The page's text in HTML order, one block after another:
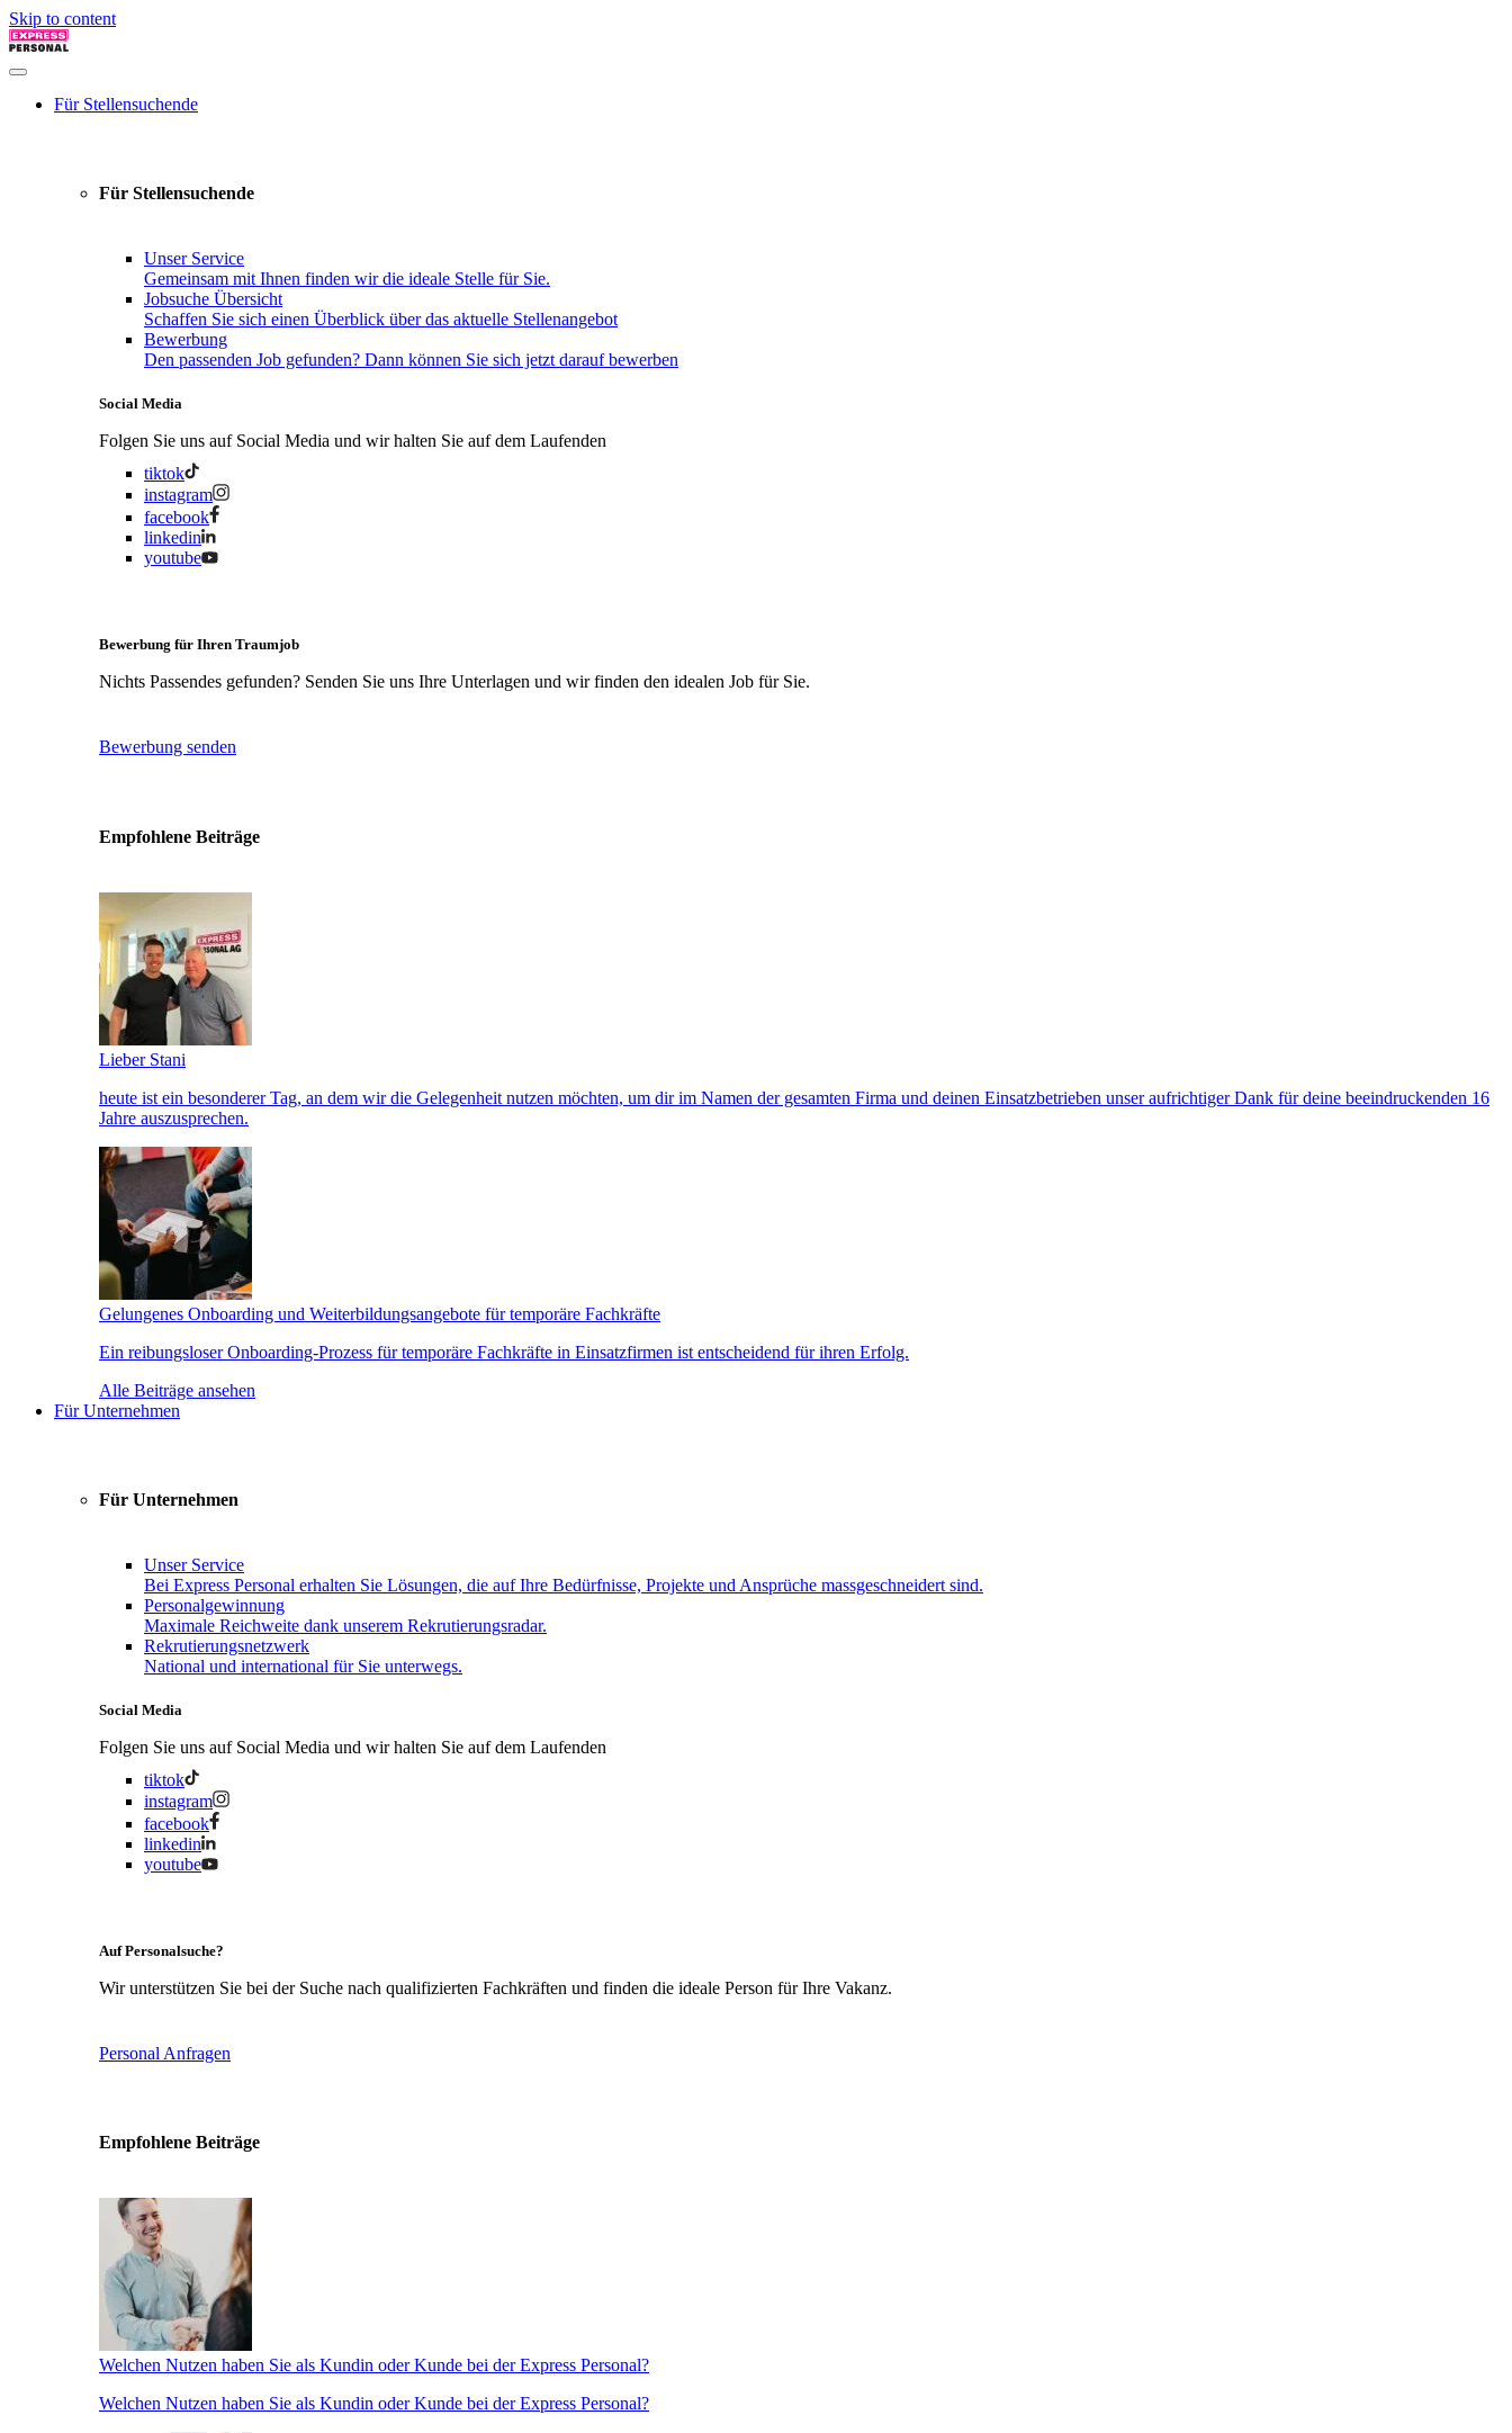
Skip to content
Für Stellensuchende
Für Stellensuchende
Unser Service
Gemeinsam mit Ihnen finden wir die ideale Stelle für Sie.
Jobsuche Übersicht
Schaffen Sie sich einen Überblick über das aktuelle Stellenangebot
Bewerbung
Den passenden Job gefunden? Dann können Sie sich jetzt darauf bewerben
Social Media
Folgen Sie uns auf Social Media und wir halten Sie auf dem Laufenden
tiktok
instagram
facebook
linkedin
youtube
Bewerbung für Ihren Traumjob
Nichts Passendes gefunden? Senden Sie uns Ihre Unterlagen und wir finden den idealen Job für Sie.
Bewerbung senden
Empfohlene Beiträge
Lieber Stani
heute ist ein besonderer Tag, an dem wir die Gelegenheit nutzen möchten, um dir im Namen der gesamten Firma und deinen Einsatzbetrieben unser aufrichtiger Dank für deine beeindruckenden 16
Jahre auszusprechen.
Gelungenes Onboarding und Weiterbildungsangebote für temporäre Fachkräfte
Ein reibungsloser Onboarding-Prozess für temporäre Fachkräfte in Einsatzfirmen ist entscheidend für ihren Erfolg.
Alle Beiträge ansehen
Für Unternehmen
Für Unternehmen
Unser Service
Bei Express Personal erhalten Sie Lösungen, die auf Ihre Bedürfnisse, Projekte und Ansprüche massgeschneidert sind.
Personalgewinnung
Maximale Reichweite dank unserem Rekrutierungsradar.
Rekrutierungsnetzwerk
National und international für Sie unterwegs.
Social Media
Folgen Sie uns auf Social Media und wir halten Sie auf dem Laufenden
tiktok
instagram
facebook
linkedin
youtube
Auf Personalsuche?
Wir unterstützen Sie bei der Suche nach qualifizierten Fachkräften und finden die ideale Person für Ihre Vakanz.
Personal Anfragen
Empfohlene Beiträge
Welchen Nutzen haben Sie als Kundin oder Kunde bei der Express Personal?
Welchen Nutzen haben Sie als Kundin oder Kunde bei der Express Personal?